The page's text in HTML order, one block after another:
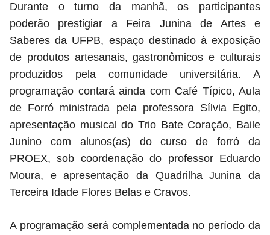
Durante o turno da manhã, os participantes
poderão prestigiar a Feira Junina de Artes e
Saberes da UFPB, espaço destinado à exposição
de produtos artesanais, gastronômicos e culturais
produzidos pela comunidade universitária. A
programação contará ainda com Café Típico, Aula
de Forró ministrada pela professora Sílvia Egito,
apresentação musical do Trio Bate Coração, Baile
Junino com alunos(as) do curso de forró da
PROEX, sob coordenação do professor Eduardo
Moura, e apresentação da Quadrilha Junina da
Terceira Idade Flores Belas e Cravos.
A programação será complementada no período da